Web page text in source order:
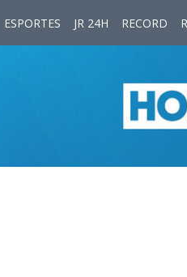
ESPORTES JR 24H RECORD